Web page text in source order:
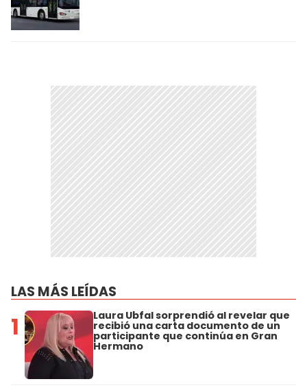
LAS MÁS LEÍDAS
1 Laura Ubfal sorprendió al revelar que
recibió una carta documento de un
participante que continúa en Gran
Hermano